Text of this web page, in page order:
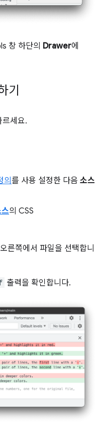
창 하단의 Drawer에
기
르세요.
의를 사용 설정한 다음 소스
의 CSS
른쪽에서 파일을 선택합니
출력을 확인합니다.